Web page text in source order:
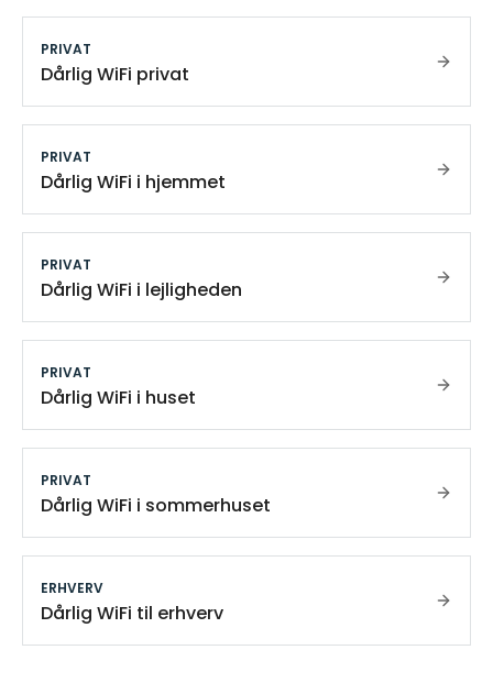
PRIVAT
Dårlig WiFi privat
PRIVAT
Dårlig WiFi i hjemmet
PRIVAT
Dårlig WiFi i lejligheden
PRIVAT
Dårlig WiFi i huset
PRIVAT
Dårlig WiFi i sommerhuset
ERHVERV
Dårlig WiFi til erhverv